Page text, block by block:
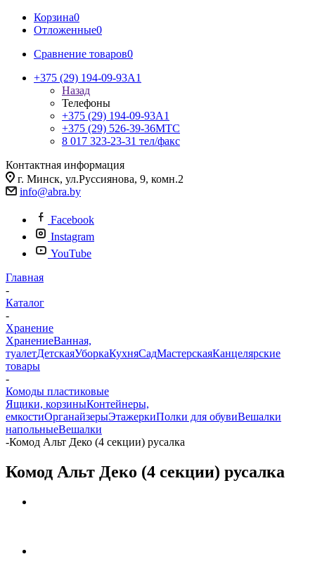
Корзина0
Отложенные0
Сравнение товаров0
+375 (29) 194-09-93A1
Назад
Телефоны
+375 (29) 194-09-93A1
+375 (29) 526-39-36МТС
8 017 323-23-31 тел/факс
Контактная информация
г. Минск, ул.Руссиянова, 9, комн.2
info@abra.by
Facebook
Instagram
YouTube
Главная
-
Каталог
-
Хранение
ХранениеВанная,
туалетДетскаяУборкаКухняСадМастерскаяКанцелярские
товары
-
Комоды пластиковые
Ящики, корзиныКонтейнеры,
емкостиОрганайзерыЭтажеркиПолки для обувиВешалки
напольныеВешалки
-Комод Альт Деко (4 секции) русалка
Комод Альт Деко (4 секции) русалка